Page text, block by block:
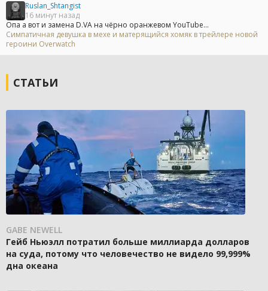
Ruslan_Shtangist
16 минут назад
Опа а вот и замена D.VA на чёрно оранжевом YouTube...
Симпатичная девушка в мехе и матерящийся хомяк в трейлере новой
героини Overwatch
СТАТЬИ
GABE NEWELL
Гейб Ньюэлл потратил больше миллиарда долларов
на суда, потому что человечество не видело 99,999%
дна океана